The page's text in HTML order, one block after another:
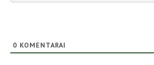
0 KOMENTARAI